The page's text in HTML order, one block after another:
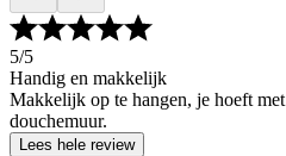
5/5
Handig en makkelijk
Makkelijk op te hangen, je hoeft
douchemuur.
Lees hele review